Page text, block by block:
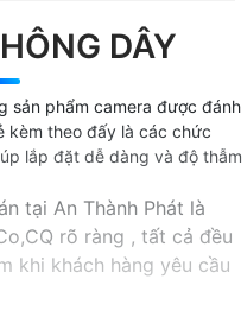
DÂY
sản phẩm camera được đánh
kèm theo đấy là các chức
lắp đặt dễ dàng và độ thẫm
tại An Thành Phát là
rõ ràng , tất cả đều
khi khách hàng yêu cầu